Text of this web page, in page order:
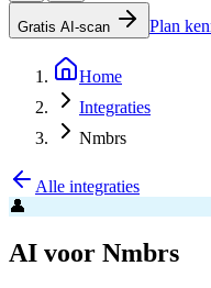
Gratis AI-scan Plan
Home
Integraties
Nmbrs
Alle integraties
👤
AI voor Nmbrs